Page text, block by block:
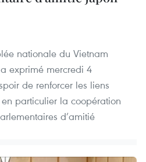
nationale du Vietnam
exprimé mercredi 4
de renforcer les liens
particulier la coopération
d’amitié